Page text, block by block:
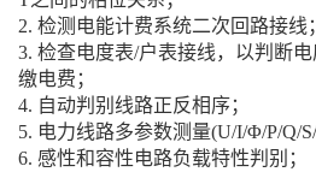
2. 检测电能计费系统二次回路接线；
3. 检查电度表/户表接线，以判断
缴电费；
4. 自动判别线路正反相序；
5. 电力线路多参数测量(U/I/Φ/P/Q/S/
6. 感性和容性电路负载特性判别；